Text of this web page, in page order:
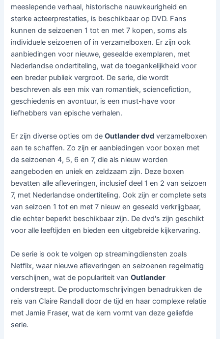
meeslepende verhaal, historische nauwkeurigheid en
sterke acteerprestaties, is beschikbaar op DVD. Fans
kunnen de seizoenen 1 tot en met 7 kopen, soms als
individuele seizoenen of in verzamelboxen. Er zijn ook
aanbiedingen voor nieuwe, gesealde exemplaren, met
Nederlandse ondertiteling, wat de toegankelijkheid voor
een breder publiek vergroot. De serie, die wordt
beschreven als een mix van romantiek, sciencefiction,
geschiedenis en avontuur, is een must-have voor
liefhebbers van epische verhalen.
Er zijn diverse opties om deOutlander dvd verzamelboxen
aan te schaffen. Zo zijn er aanbiedingen voor boxen met
de seizoenen 4, 5, 6 en 7, die als nieuw worden
aangeboden en uniek en zeldzaam zijn. Deze boxen
bevatten alle afleveringen, inclusief deel 1 en 2 van seizoen
7, met Nederlandse ondertiteling. Ook zijn er complete sets
van seizoen 1 tot en met 7 nieuw en geseald verkrijgbaar,
die echter beperkt beschikbaar zijn. De dvd's zijn geschikt
voor alle leeftijden en bieden een uitgebreide kijkervaring.
De serie is ook te volgen op streamingdiensten zoals
Netflix, waar nieuwe afleveringen en seizoenen regelmatig
verschijnen, wat de populariteit vanOutlander
onderstreept. De productomschrijvingen benadrukken de
reis van Claire Randall door de tijd en haar complexe relatie
met Jamie Fraser, wat de kern vormt van deze geliefde
serie.